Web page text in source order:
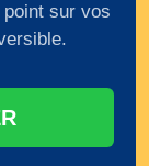
sur vos